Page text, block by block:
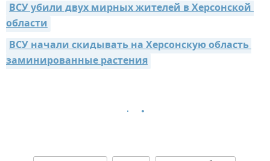
ВСУ убили двух мирных жителей в Херсонской
области
ВСУ начали скидывать на Херсонскую область
заминированные растения